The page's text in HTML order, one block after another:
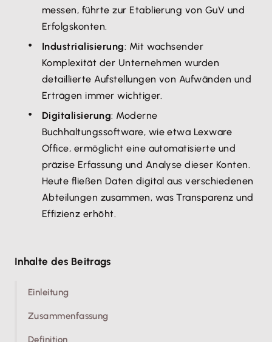
messen, führte zur Etablierung von GuV und
Erfolgskonten.
Industrialisierung: Mit wachsender
Komplexität der Unternehmen wurden
detaillierte Aufstellungen von Aufwänden und
Erträgen immer wichtiger.
Digitalisierung: Moderne
Buchhaltungssoftware, wie etwa Lexware
Office, ermöglicht eine automatisierte und
präzise Erfassung und Analyse dieser Konten.
Heute fließen Daten digital aus verschiedenen
Abteilungen zusammen, was Transparenz und
Effizienz erhöht.
Inhalte des Beitrags
Einleitung
Zusammenfassung
Definition